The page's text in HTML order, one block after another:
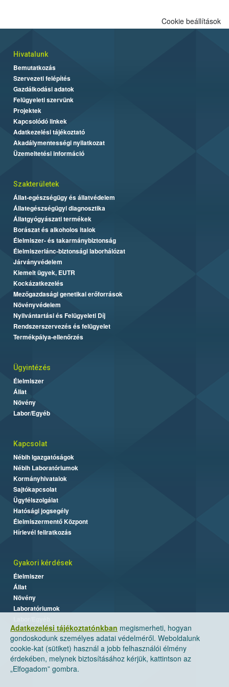
Adatkezelési tájékoztatónkban megismerheti, hogyan
gondoskodunk személyes adatai védelméről. Weboldalunk
cookie-kat (sütiket) használ a jobb felhasználói élmény
érdekében, melynek biztosításához kérjük, kattintson az
„Elfogadom” gombra.
Cookie beállítások
Hivatalunk
Bemutatkozás
Szervezeti felépítés
Gazdálkodási adatok
Felügyeleti szervünk
Projektek
Kapcsolódó linkek
Adatkezelési tájékoztató
Akadálymentességi nyilatkozat
Üzemeltetési információ
Szakterületek
Állat-egészségügy és állatvédelem
Állategészségügyi diagnosztika
Állatgyógyászati termékek
Borászat és alkoholos italok
Élelmiszer- és takarmánybiztonság
Élelmiszerlánc-biztonsági laborhálózat
Járványvédelem
Kiemelt ügyek, EUTR
Kockázatkezelés
Mezőgazdasági genetikai erőforrások
Növényvédelem
Nyilvántartási és Felügyeleti Díj
Rendszerszervezés és felügyelet
Termékpálya-ellenőrzés
Ügyintézés
Élelmiszer
Állat
Növény
Labor/Egyéb
Kapcsolat
Nébih Igazgatóságok
Nébih Laboratóriumok
Kormányhivatalok
Sajtókapcsolat
Ügyfélszolgálat
Hatósági jogsegély
Élelmiszermentő Központ
Hírlevél feliratkozás
Gyakori kérdések
Élelmiszer
Állat
Növény
Laboratóriumok